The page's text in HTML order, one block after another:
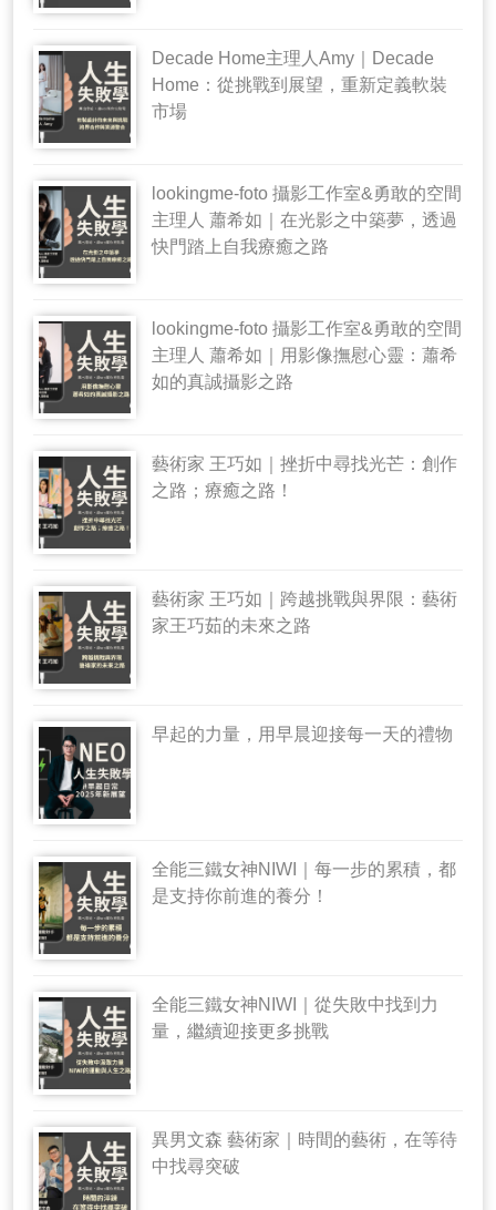
Decade Home主理人Amy｜Decade
Home：從挑戰到展望，重新定義軟裝
市場
lookingme-foto 攝影工作室&勇敢的空間
主理人 蕭希如｜在光影之中築夢，透過
快門踏上自我療癒之路
lookingme-foto 攝影工作室&勇敢的空間
主理人 蕭希如｜用影像撫慰心靈：蕭希
如的真誠攝影之路
藝術家 王巧如｜挫折中尋找光芒：創作
之路；療癒之路！
藝術家 王巧如｜跨越挑戰與界限：藝術
家王巧茹的未來之路
早起的力量，用早晨迎接每一天的禮物
全能三鐵女神NIWI｜每一步的累積，都
是支持你前進的養分！
全能三鐵女神NIWI｜從失敗中找到力
量，繼續迎接更多挑戰
異男文森 藝術家｜時間的藝術，在等待
中找尋突破